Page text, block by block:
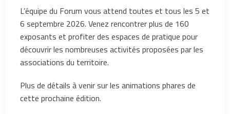
L’équipe du Forum vous attend toutes et tous les 5 et
6 septembre 2026. Venez rencontrer plus de 160
exposants et profiter des espaces de pratique pour
découvrir les nombreuses activités proposées par les
associations du territoire.
Plus de détails à venir sur les animations phares de
cette prochaine édition.